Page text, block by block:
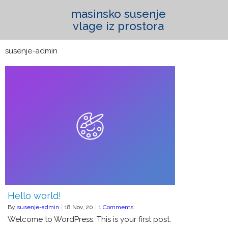
masinsko susenje
vlage iz prostora
susenje-admin
Hello world!
By susenje-admin | 18 Nov, 20 | 1 Comments
Welcome to WordPress. This is your first post.